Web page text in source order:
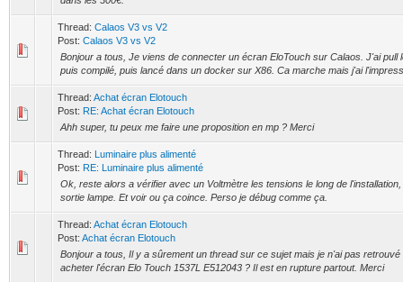
Thread: Calaos V3 vs V2
Post: Calaos V3 vs V2
Bonjour a tous, Je viens de connecter un écran EloTouch sur Calaos. J'ai pull
puis compilé, puis lancé dans un docker sur X86. Ca marche mais j'ai
Thread: Achat écran Elotouch
Post: RE: Achat écran Elotouch
Ahh super, tu peux me faire une proposition en mp ? Merci
Thread: Luminaire plus alimenté
Post: RE: Luminaire plus alimenté
Ok, reste alors a vérifier avec un Voltmètre les tensions le long de
sortie lampe. Et voir ou ça coince. Perso je débug comme ça.
Thread: Achat écran Elotouch
Post: Achat écran Elotouch
Bonjour a tous, Il y a sûrement un thread sur ce sujet mais je n'ai pas
acheter l'écran Elo Touch 1537L E512043 ? Il est en rupture partout. Merci